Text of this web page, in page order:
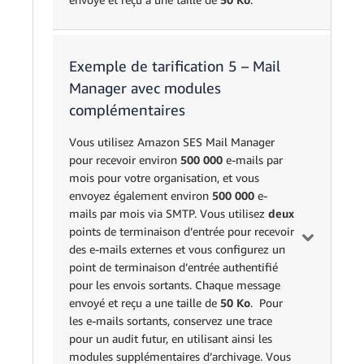
IP dédiées
24,62000000
Frais totaux pour l'utilisation de SES (avec adresse
Option 2 :
IP
dédiées
(gérées)
Unité Prix
Messages
sortants
80 000 000
0,000098686
Données
d'e-mail
sortant
0,000032 0,118 €
Unité Prix Calcul
Point de
terminaison
d’entrée
ouvert
de terminaison et
par mois
Messages
traités
300 000
0,000148
€
au
total x 000148
par message
Blocs d’e-
50
0,000089
(50 Ko × 300 000
de messages) ÷
256 Ko ×
0,000089 € par
bloc d’e-mail
Exemple de tarification 5 – Mail
Manager avec modules
complémentaires
Vous utilisez Amazon SES Mail Manager
pour recevoir environ 500 000 e-mails par
mois pour votre organisation, et vous
envoyez également environ 500 000 e-
mails par mois via SMTP. Vous utilisez deux
points de terminaison d’entrée pour recevoir
des e-mails externes et vous configurez un
point de terminaison d’entrée authentifié
pour les envois sortants. Chaque message
envoyé et reçu a une taille de 50 Ko. Pour
les e-mails sortants, conservez une trace
pour un audit futur, en utilisant ainsi les
modules supplémentaires d’archivage. Vous